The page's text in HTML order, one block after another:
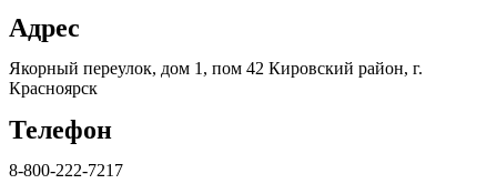
Адрес
Якорный переулок, дом 1, пом 42 Кировский район, г.
Красноярск
Телефон
8-800-222-7217